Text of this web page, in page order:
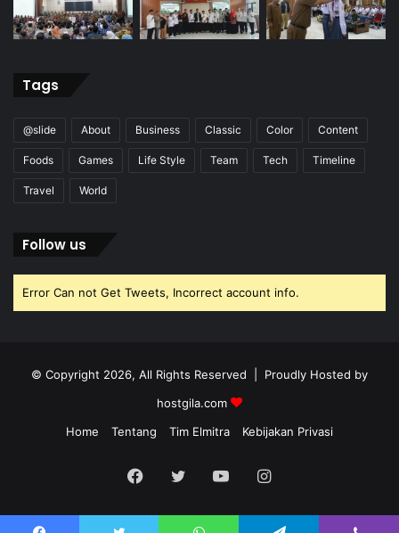
Tags
@slide About Business Classic Color Content
Foods Games Life Style Team Tech Timeline
Travel World
Follow us
Error Can not Get Tweets, Incorrect account info.
© Copyright 2026, All Rights Reserved | Proudly Hosted by
hostgila.com
Home
Tentang Tim Elmitra Kebijakan Privasi
Facebook
TwitterYouTubeInstagram